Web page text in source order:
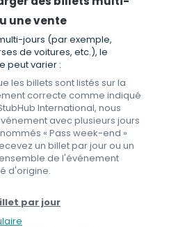
une vente
jours (par exemple,
de voitures, etc.), le
peut varier :
les billets sont listés sur la
correcte comme indiqué
International, nous
avec plusieurs jours
« Pass week-end »
un billet par jour ou un
de l'événement
d'origine.
par jour